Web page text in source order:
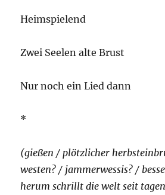
Heimspielend
Zwei Seelen alte Brust
Nur noch ein Lied dann
*
(gießen / plötzlicher
westen? / jammerwessis? /
herum schrillt die welt seit